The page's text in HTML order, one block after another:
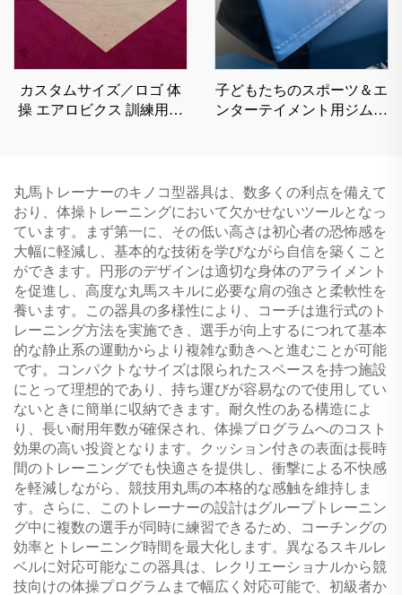
カスタムサイズ／ロゴ 体
操 エアロビクス 訓練用エ
子どもたちのスポーツ＆エ
ンターテイメント用ジムナ
ンスビーム
丸馬トレーナーのキノコ型器具は、数多くの利点を備えて
おり、体操トレーニングにおいて欠かせないツールとなっ
ています。まず第一に、その低い高さは初心者の恐怖感を
大幅に軽減し、基本的な技術を学びながら自信を築くこと
ができます。円形のデザインは適切な身体のアライメント
を促進し、高度な丸馬スキルに必要な肩の強さと柔軟性を
養います。この器具の多様性により、コーチは進行式のト
レーニング方法を実施でき、選手が向上するにつれて基本
的な静止系の運動からより複雑な動きへと進むことが可能
です。コンパクトなサイズは限られたスペースを持つ施設
にとって理想的であり、持ち運びが容易なので使用してい
ないときに簡単に収納できます。耐久性のある構造によ
り、長い耐用年数が確保され、体操プログラムへのコスト
効果の高い投資となります。クッション付きの表面は長時
間のトレーニングでも快適さを提供し、衝撃による不快感
を軽減しながら、競技用丸馬の本格的な感触を維持しま
す。さらに、このトレーナーの設計はグループトレーニン
グ中に複数の選手が同時に練習できるため、コーチングの
効率とトレーニング時間を最大化します。異なるスキルレ
ベルに対応可能なこの器具は、レクリエーショナルから競
技向けの体操プログラムまで幅広く対応可能で、初級者か